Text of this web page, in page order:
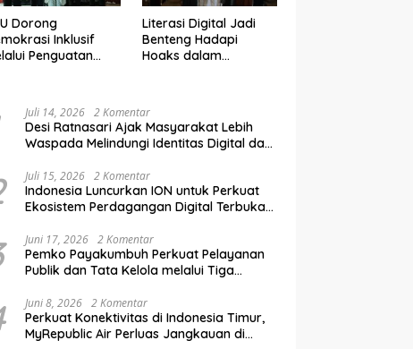
Dorong
Inklusif
Penguatan
Literasi Digital Jadi
Benteng Hadapi
Hoaks dalam
Juli 14, 2026 2 Komentar
Desi Ratnasari Ajak Masyarakat Lebih
Waspada Melindungi Identitas Digital dan
Juli 15, 2026 2 Komentar
Indonesia Luncurkan ION untuk Perkuat
Ekosistem Perdagangan Digital Terbuka
Juni 17, 2026 2 Komentar
Pemko Payakumbuh Perkuat Pelayanan
Publik dan Tata Kelola melalui Tiga
Juni 8, 2026 2 Komentar
Perkuat Konektivitas di Indonesia Timur,
MyRepublic Air Perluas Jangkauan di